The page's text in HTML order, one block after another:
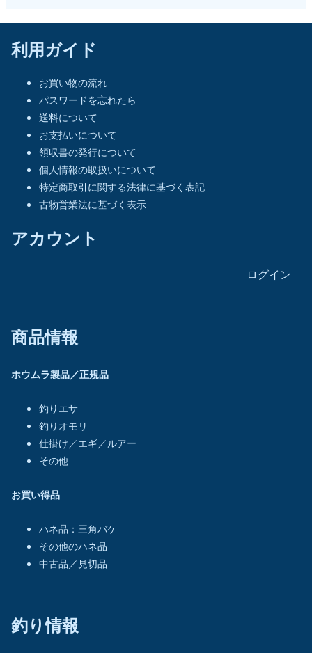
利用ガイド
お買い物の流れ
パスワードを忘れたら
送料について
お支払いについて
領収書の発行について
個人情報の取扱いについて
特定商取引に関する法律に基づく表記
古物営業法に基づく表示
アカウント
ログイン
商品情報
ホウムラ製品／正規品
釣りエサ
釣りオモリ
仕掛け／エギ／ルアー
その他
お買い得品
ハネ品：三角バケ
その他のハネ品
中古品／見切品
釣り情報